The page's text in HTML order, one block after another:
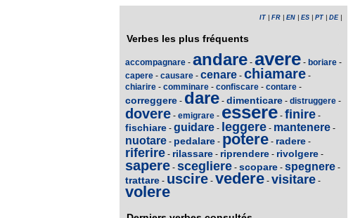
IT FR EN ES PT DE|
Verbes les plus fréquents
accompagnare - andare - avere - boriare -
capere - causare - cenare - chiamare -
chiarire - comminare - confiscare - contare -
correggere - dare - dimenticare - distruggere -
dovere - emigrare - essere - finire -
fischiare - guidare - leggere - mantenere -
nuotare - pedalare - potere - radere -
riferire - rilassare - riprendere - rivolgere -
sapere - scegliere - scopare - spegnere -
trattare - uscire - vedere - visitare -
volere